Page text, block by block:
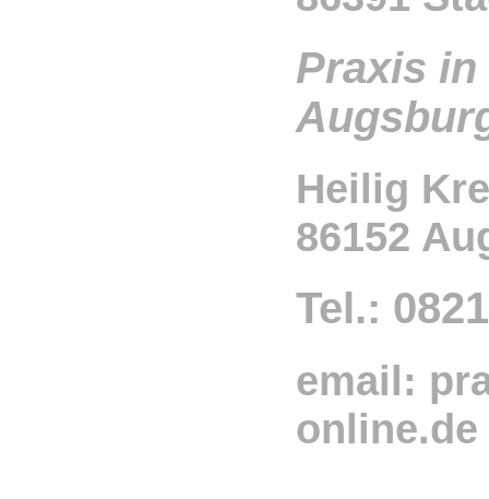
Praxis in
Heilig
86152
Tel.:
email:
online.de